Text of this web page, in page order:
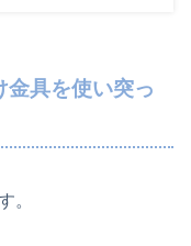
金具を使い突っ
。